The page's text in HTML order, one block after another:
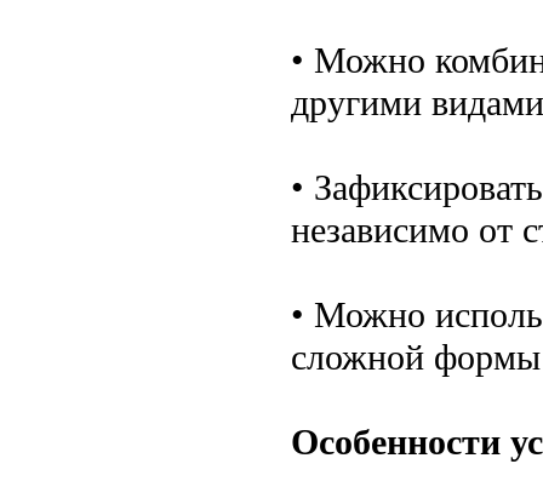
• Можно
другими
•
независимо от
• Можно
сложной
Особенности